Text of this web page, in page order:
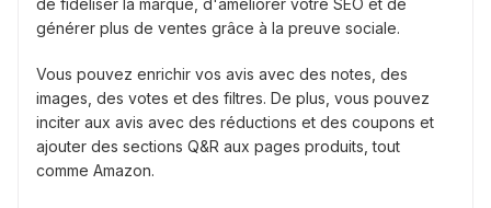
de fidéliser la marque, d'améliorer votre SEO et de
générer plus de ventes grâce à la preuve sociale.
Vous pouvez enrichir vos avis avec des notes, des
images, des votes et des filtres. De plus, vous pouvez
inciter aux avis avec des réductions et des coupons et
ajouter des sections Q&R aux pages produits, tout
comme Amazon.